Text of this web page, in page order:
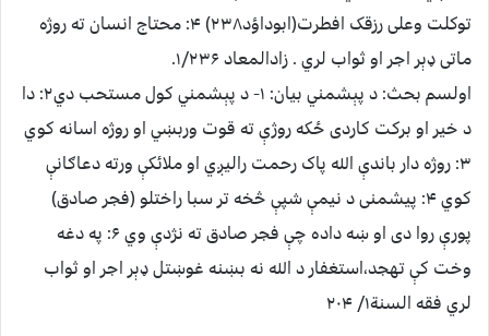
توکلت وعلی رزقک افطرت(ابوداؤد۲۳۸) ۴: محتاج انسان ته روژه
ماتی ډېر اجر او ثواب لري . زادالمعاد ۱/۲۳۶.
اولسم بحث: د پېشمني بیان: ۱- د پېشمني کول مستحب دي۲: دا
د خیر او برکت کاردی ځکه روژې ته قوت وربښي او روژه اسانه کوي
۳: روژه دار باندې الله پاک رحمت رالیږي او ملائکې ورته دعاګانې
کوي ۴: پیشمنی د نیمې شپې څخه تر سبا راختلو (فجر صادق)
پورې روا دی او ښه داده چې فجر صادق ته نژدې وي ۶: په دغه
وخت کې تهجد،استغفار د الله نه بښنه غوښتل ډېر اجر او ثواب
لري فقه السنة۱/ ۲۰۴